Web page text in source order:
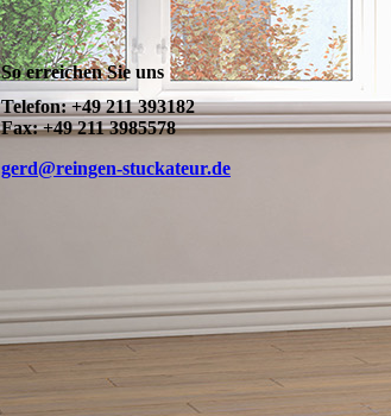
So erreichen Sie uns
Telefon: +49 211 393182
Fax: +49 211 3985578
gerd@reingen-stuckateur.de